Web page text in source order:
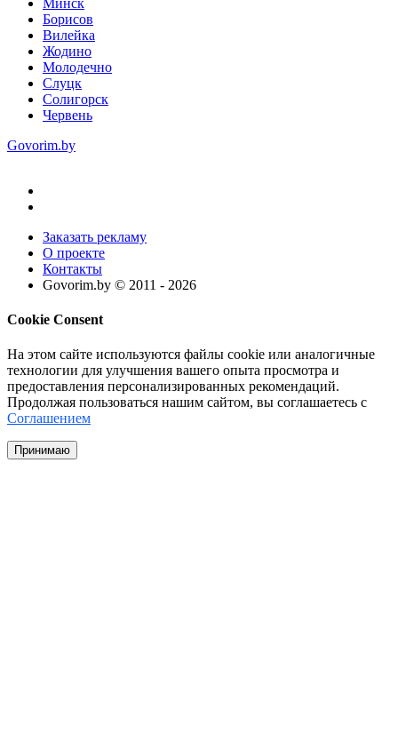
Борисов
Вилейка
Жодино
Молодечно
Слуцк
Солигорск
Червень
Govorim.by
Заказать рекламу
О проекте
Контакты
Govorim.by © 2011 - 2026
Cookie Consent
На этом сайте используются файлы cookie или аналогичные
технологии для улучшения вашего опыта просмотра и
предоставления персонализированных рекомендаций.
Продолжая пользоваться нашим сайтом, вы соглашаетесь с
Соглашением
Принимаю